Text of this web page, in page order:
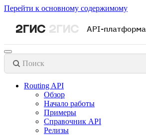
Перейти к основному содержимому
API-платформа
Поиск
Routing API
Обзор
Начало работы
Примеры
Справочник API
Релизы